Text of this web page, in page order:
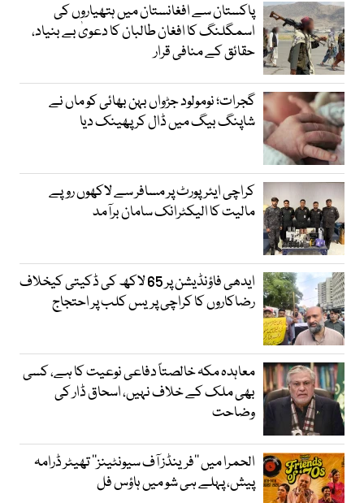
پاکستان سے افغانستان میں ہتھیاروں کی
اسمگلنگ کا افغان طالبان کا دعویٰ بے بنیاد،
حقائق کے منافی قرار
گجرات؛ نومولود جڑواں بہن بھائی کو ماں نے
شاپنگ بیگ میں ڈال کر پھینک دیا
کراچی ایئرپورٹ پر مسافر سے لاکھوں روپے
مالیت کا الیکٹرانک سامان برآمد
ایدھی فاؤنڈیشن پر 65 لاکھ کی ڈکیتی کیخلاف
رضاکاروں کا کراچی پریس کلب پر احتجاج
معاہدہ مکہ خالصتاً دفاعی نوعیت کا ہے، کسی
بھی ملک کے خلاف نہیں، اسحاق ڈار کی
وضاحت
الحمرا میں ’’فرینڈز آف سیونٹینز‘‘ تھیٹر ڈرامہ
پیش، پہلے ہی شو میں ہاؤس فل